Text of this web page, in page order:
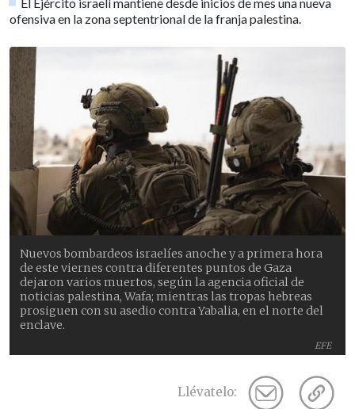
ofensiva en la zona septentrional de la franja palestina.
EFE
Nuevos bombardeos israelíes anoche y a primera hora
de este viernes contra diferentes puntos de Gaza
dejaron varios muertos, según la agencia oficial de
noticias palestina, Wafa; mientras las tropas hebreas
prosiguen con su asedio contra Yabalia, en el norte del
enclave.
Llévatelo: